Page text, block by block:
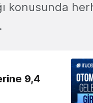
konusunda
9,4